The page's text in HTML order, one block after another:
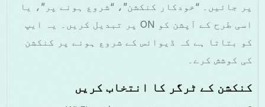
پر جائیں۔ “خودکار کنکشن”، “شروع ہونے پر”، یا
اسی طرح کے آپشن کو ON پر تبدیل کریں۔ یہ ایپ
کو بتاتا ہے کہ ڈیوائس کے شروع ہونے پر کنکشن
کی کوشش کرے۔
کنکشن کے ٹرگر کا انتخاب کریں